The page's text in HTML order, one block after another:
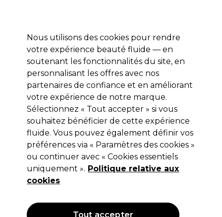
Se connecter
Marques Bons plans Coiffure Electro et Matériel
Livraison et délais
lire la suite
Andreia Professional
Andreia Professional True Pure
Vernis gel sans Hema - Base Coat
10.5ml
(0)
9,59 €TVA incluse)
Nous utilisons des cookies pour rendre
votre expérience beauté fluide — en
soutenant les fonctionnalités du site, en
personnalisant les offres avec nos
partenaires de confiance et en améliorant
votre expérience de notre marque.
Sélectionnez « Tout accepter » si vous
souhaitez bénéficier de cette expérience
fluide. Vous pouvez également définir vos
préférences via « Paramètres des cookies »
ou continuer avec « Cookies essentiels
uniquement ». Politique relative aux
cookies
Tout accepter